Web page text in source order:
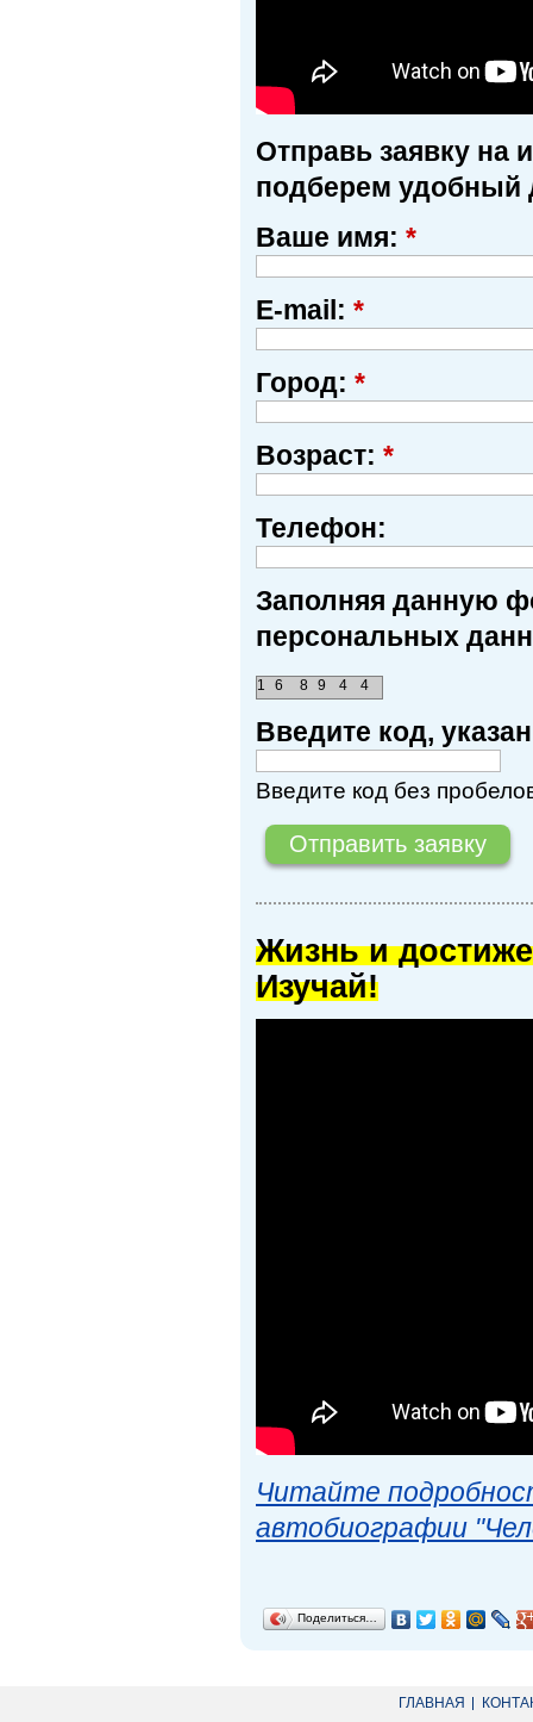
Отправь заявку на
подберем удобный
Ваше имя: *
E-mail: *
Город: *
Возраст: *
Телефон:
Заполняя данную
персональных
8 9
1 6 4 4
Введите код,
Введите код без
Жизнь и
Изучай!
Читайте
автобиографии
Поделиться…
ГЛАВНАЯ